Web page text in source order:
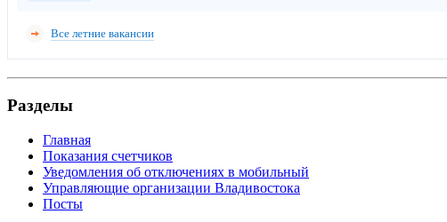
Все летние вакансии
Разделы
Главная
Показания счетчиков
Уведомления об отключениях в мобильный
Управляющие организации Владивостока
Посты